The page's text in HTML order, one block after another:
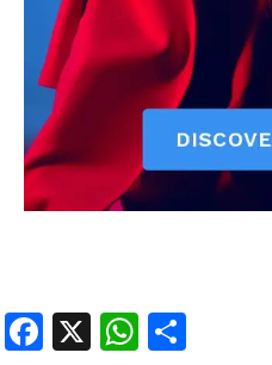
Facebook
X WhatsApp